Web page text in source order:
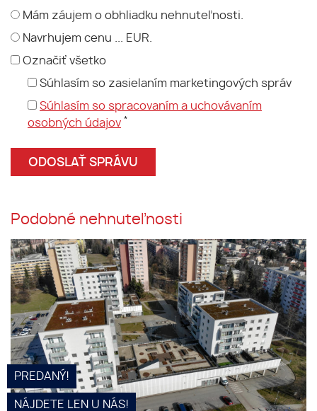
Mám záujem o obhliadku nehnuteľnosti.
Navrhujem cenu ... EUR.
Označiť všetko
Súhlasím so zasielaním marketingových správ
Súhlasím so spracovaním a uchovávaním
osobných údajov *
Podobné nehnuteľnosti
PREDANÝ: Predaj 2-izb. bytu v
novostavbe Rudiny II, Lenčova
ul. Žilina | 51 m2 vrátane
balkónu | kompletne zariadený
NÁJDETE LEN U NÁS!
PREDANÝ!